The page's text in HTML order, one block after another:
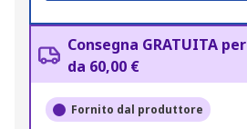
Consegna GRATUITA
da 60,00 €
Fornito dal produttore